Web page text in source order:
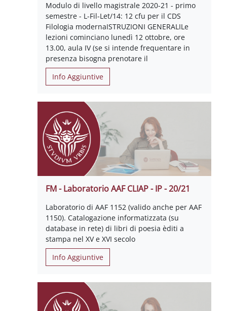
Modulo di livello magistrale 2020-21 - primo
semestre - L-Fil-Let/14: 12 cfu per il CDS
Filologia modernaISTRUZIONI GENERALILe
lezioni cominciano lunedì 12 ottobre, ore
13.00, aula IV (se si intende frequentare in
presenza bisogna prenotare il
Info Aggiuntive
FM - Laboratorio AAF CLIAP - IP - 20/21
Laboratorio di AAF 1152 (valido anche per AAF
1150). Catalogazione informatizzata (su
database in rete) di libri di poesia èditi a
stampa nel XV e XVI secolo
Info Aggiuntive